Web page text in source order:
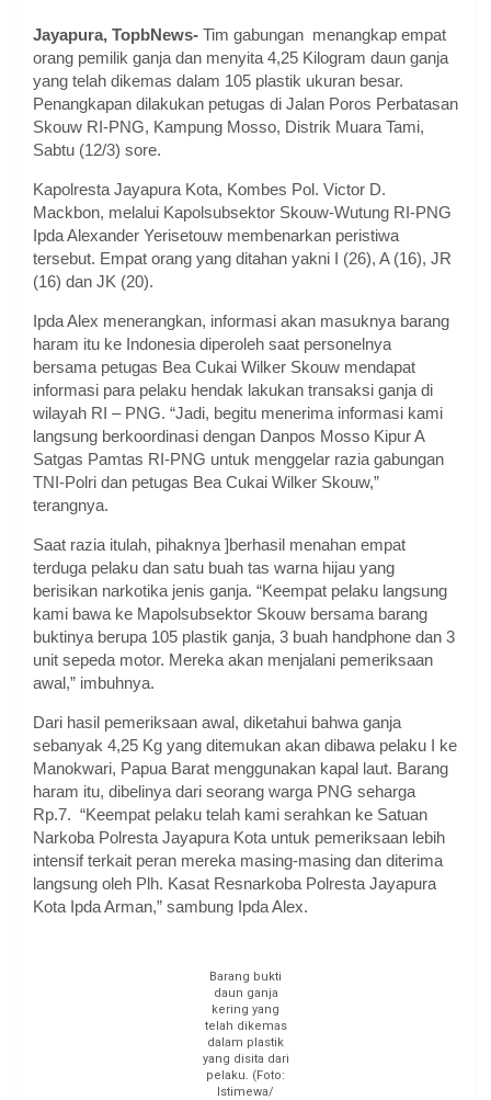
Jayapura, TopbNews- Tim gabungan menangkap empat
orang pemilik ganja dan menyita 4,25 Kilogram daun ganja
yang telah dikemas dalam 105 plastik ukuran besar.
Penangkapan dilakukan petugas di Jalan Poros Perbatasan
Skouw RI-PNG, Kampung Mosso, Distrik Muara Tami,
Sabtu (12/3) sore.
Kapolresta Jayapura Kota, Kombes Pol. Victor D.
Mackbon, melalui Kapolsubsektor Skouw-Wutung RI-PNG
Ipda Alexander Yerisetouw membenarkan peristiwa
tersebut. Empat orang yang ditahan yakni I (26), A (16), JR
(16) dan JK (20).
Ipda Alex menerangkan, informasi akan masuknya barang
haram itu ke Indonesia diperoleh saat personelnya
bersama petugas Bea Cukai Wilker Skouw mendapat
informasi para pelaku hendak lakukan transaksi ganja di
wilayah RI – PNG. “Jadi, begitu menerima informasi kami
langsung berkoordinasi dengan Danpos Mosso Kipur A
Satgas Pamtas RI-PNG untuk menggelar razia gabungan
TNI-Polri dan petugas Bea Cukai Wilker Skouw,”
terangnya.
Saat razia itulah, pihaknya ]berhasil menahan empat
terduga pelaku dan satu buah tas warna hijau yang
berisikan narkotika jenis ganja. “Keempat pelaku langsung
kami bawa ke Mapolsubsektor Skouw bersama barang
buktinya berupa 105 plastik ganja, 3 buah handphone dan 3
unit sepeda motor. Mereka akan menjalani pemeriksaan
awal,” imbuhnya.
Dari hasil pemeriksaan awal, diketahui bahwa ganja
sebanyak 4,25 Kg yang ditemukan akan dibawa pelaku I ke
Manokwari, Papua Barat menggunakan kapal laut. Barang
haram itu, dibelinya dari seorang warga PNG seharga
Rp.7. “Keempat pelaku telah kami serahkan ke Satuan
Narkoba Polresta Jayapura Kota untuk pemeriksaan lebih
intensif terkait peran mereka masing-masing dan diterima
langsung oleh Plh. Kasat Resnarkoba Polresta Jayapura
Kota Ipda Arman,” sambung Ipda Alex.
Barang bukti
daun ganja
kering yang
telah dikemas
dalam plastik
yang disita dari
pelaku. (Foto:
Istimewa/